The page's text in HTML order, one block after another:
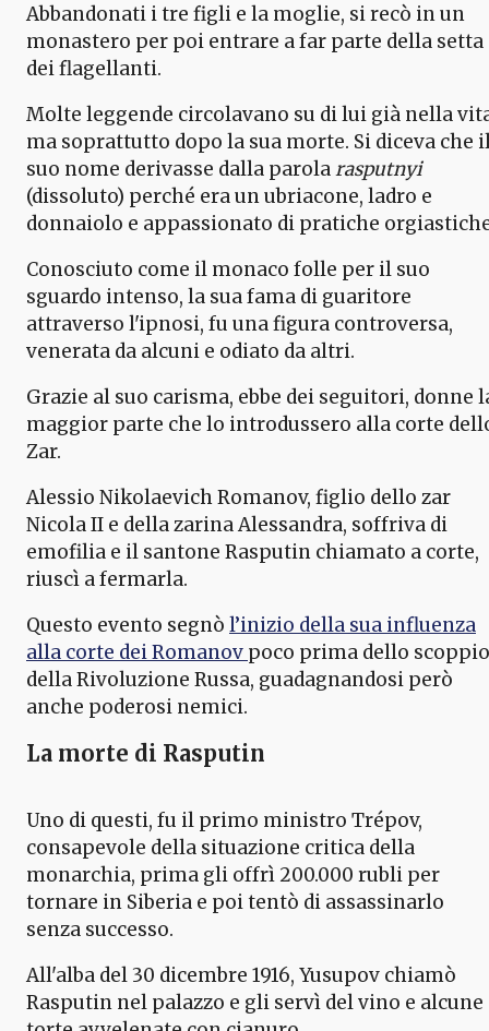
Abbandonati i tre figli e la moglie, si recò in un
monastero per poi entrare a far parte della setta
dei flagellanti.
Molte leggende circolavano su di lui già nella
ma soprattutto dopo la sua morte. Si diceva che
suo nome derivasse dalla parolarasputnyi
(dissoluto) perché era un ubriacone, ladro e
donnaiolo e appassionato di pratiche
Conosciuto come il monaco folle per il suo
sguardo intenso, la sua fama di guaritore
attraverso l'ipnosi, fu una figura controversa,
venerata da alcuni e odiato da altri.
Grazie al suo carisma, ebbe dei seguitori, donne
maggior parte che lo introdussero alla corte
Zar.
Alessio Nikolaevich Romanov, figlio dello zar
Nicola II e della zarina Alessandra, soffriva di
emofilia e il santone Rasputin chiamato a corte,
riuscì a fermarla.
Questo evento segnò l’inizio della sua influenza
alla corte dei Romanov poco prima dello scoppio
della Rivoluzione Russa, guadagnandosi però
anche poderosi nemici.
La morte di Rasputin
Uno di questi, fu il primo ministro Trépov,
consapevole della situazione critica della
monarchia, prima gli offrì 200.000 rubli per
tornare in Siberia e poi tentò di assassinarlo
senza successo.
All'alba del 30 dicembre 1916, Yusupov chiamò
Rasputin nel palazzo e gli servì del vino e alcune